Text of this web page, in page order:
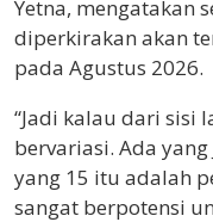
Yetna, mengatakan
diperkirakan akan
pada Agustus 2026.
“Jadi kalau dari sisi
bervariasi. Ada
yang 15 itu adalah
sangat berpotensi